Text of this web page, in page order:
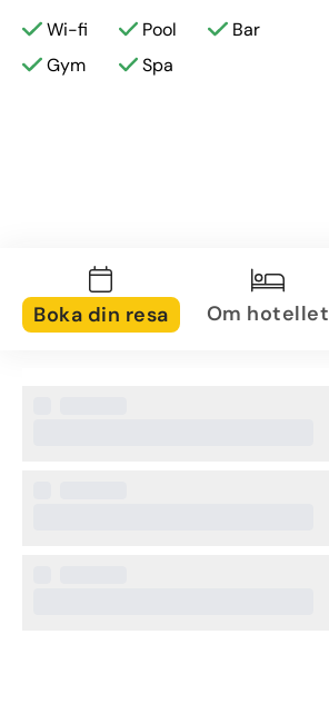
Wi-fi
Pool
Bar
Gym
Spa
Boka din resa Om hotellet